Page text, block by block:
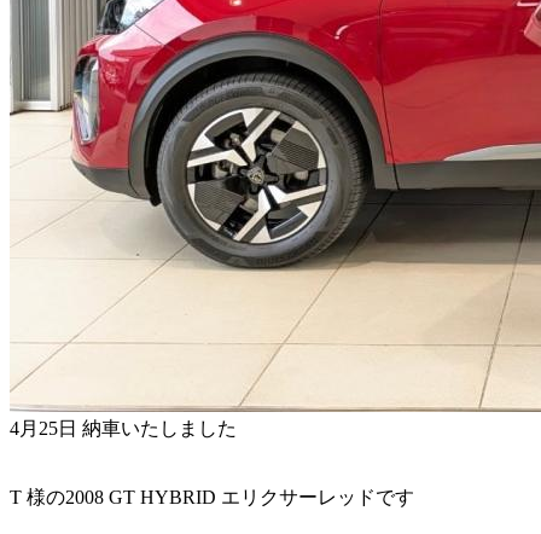
4月25日 納車いたしました
T 様の2008 GT HYBRID エリクサーレッドです